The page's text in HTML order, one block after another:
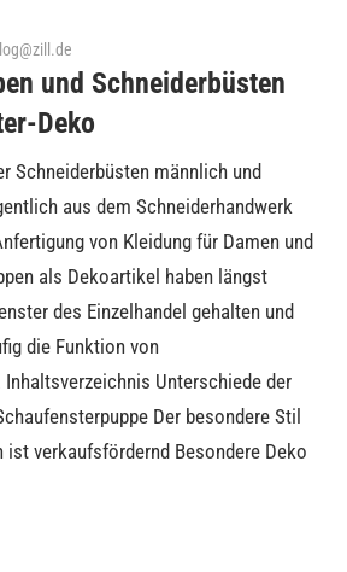
und Schneiderbüsten
Deko
Schneiderbüsten männlich und
aus dem Schneiderhandwerk
von Kleidung für Damen und
als Dekoartikel haben längst
des Einzelhandel gehalten und
die Funktion von
Inhaltsverzeichnis Unterschiede der
Der besondere Stil
ist verkaufsfördernd Besondere Deko